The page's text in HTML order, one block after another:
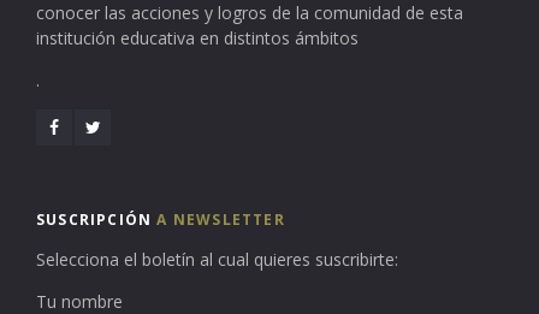
conocer las acciones y logros de la comunidad de esta
institución educativa en distintos ámbitos
.
SUSCRIPCIÓNA NEWSLETTER
Selecciona el boletín al cual quieres suscribirte:
Tu nombre